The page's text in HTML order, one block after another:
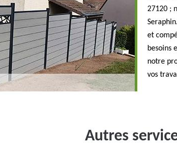
27120 ;
et
besoins
notre
vos
Autres